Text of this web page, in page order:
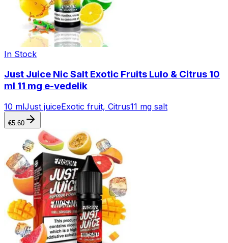
In Stock
Just Juice Nic Salt Exotic Fruits Lulo & Citrus 10
ml 11 mg e-vedelik
10 mlJust juiceExotic fruit, Citrus11 mg salt
€5.60